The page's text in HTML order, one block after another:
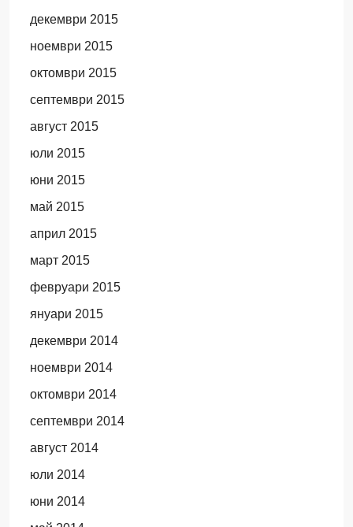
декември 2015
ноември 2015
октомври 2015
септември 2015
август 2015
юли 2015
юни 2015
май 2015
април 2015
март 2015
февруари 2015
януари 2015
декември 2014
ноември 2014
октомври 2014
септември 2014
август 2014
юли 2014
юни 2014